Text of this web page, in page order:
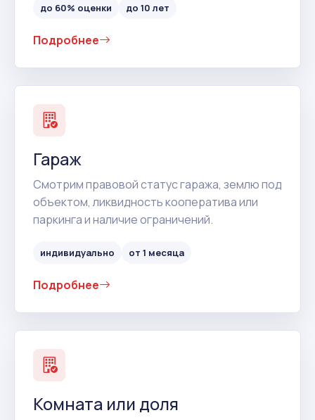
до 60% оценки до 10 лет
Подробнее
Гараж
Смотрим правовой статус гаража, землю под
объектом, ликвидность кооператива или
паркинга и наличие ограничений.
индивидуально от 1 месяца
Подробнее
Комната или доля